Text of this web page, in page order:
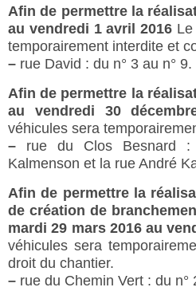
Afin de permettre la
au vendredi 1 avril 2016
temporairement interdite et
– rue David : du n° 3 au n° 9.
Afin de permettre la
au vendredi 30
véhicules sera
– rue du Clos Besnard :
Kalmenson et la rue André
Afin de permettre la
de création de
mardi 29 mars 2016 au
véhicules sera
droit du chantier.
– rue du Chemin Vert : du n°